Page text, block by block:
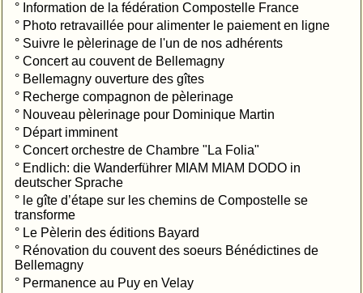
° Information de la fédération Compostelle France
° Photo retravaillée pour alimenter le paiement en ligne
° Suivre le pèlerinage de l'un de nos adhérents
° Concert au couvent de Bellemagny
° Bellemagny ouverture des gîtes
° Recherge compagnon de pèlerinage
° Nouveau pèlerinage pour Dominique Martin
° Départ imminent
° Concert orchestre de Chambre "La Folia"
° Endlich: die Wanderführer MIAM MIAM DODO in
deutscher Sprache
° le gîte d’étape sur les chemins de Compostelle se
transforme
° Le Pèlerin des éditions Bayard
° Rénovation du couvent des soeurs Bénédictines de
Bellemagny
° Permanence au Puy en Velay